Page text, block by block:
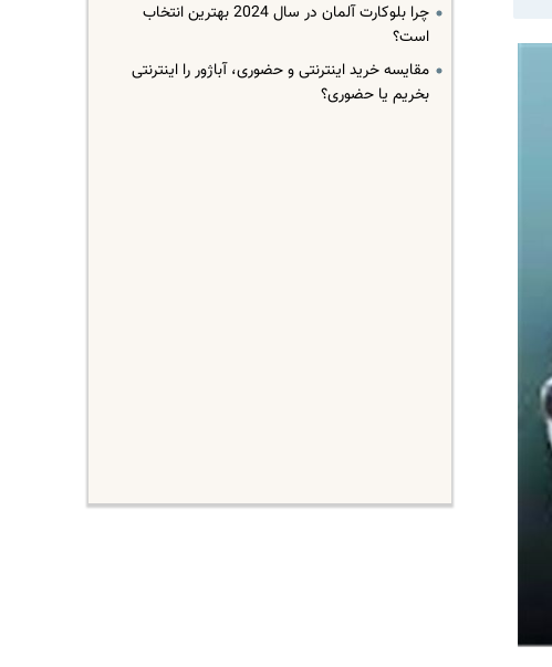
چرا بلوکارت آلمان در سال 2024 بهترین انتخاب
است؟
مقایسه خرید اینترنتی و حضوری، آباژور را اینترنتی
بخریم یا حضوری؟